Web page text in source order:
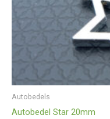
Autobedels
Autobedel Star 20mm